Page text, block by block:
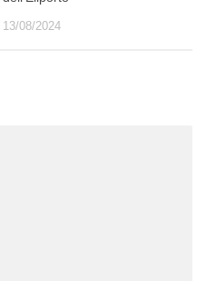
13/08/2024